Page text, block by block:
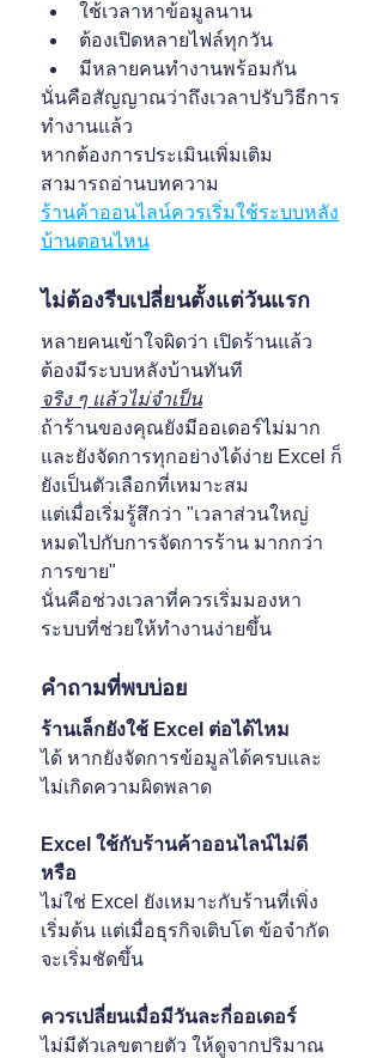
ใช้เวลาหาข้อมูลนาน
ต้องเปิดหลายไฟล์ทุกวัน
มีหลายคนทำงานพร้อมกัน
นั่นคือสัญญาณว่าถึงเวลาปรับวิธีการ
ทำงานแล้ว
หากต้องการประเมินเพิ่มเติม
สามารถอ่านบทความ
ร้านค้าออนไลน์ควรเริ่มใช้ระบบหลัง
บ้านตอนไหน
ไม่ต้องรีบเปลี่ยนตั้งแต่วันแรก
หลายคนเข้าใจผิดว่า เปิดร้านแล้ว
ต้องมีระบบหลังบ้านทันที
จริง ๆ แล้วไม่จำเป็น
ถ้าร้านของคุณยังมีออเดอร์ไม่มาก
และยังจัดการทุกอย่างได้ง่าย Excel ก็
ยังเป็นตัวเลือกที่เหมาะสม
แต่เมื่อเริ่มรู้สึกว่า "เวลาส่วนใหญ่
หมดไปกับการจัดการร้าน มากกว่า
การขาย"
นั่นคือช่วงเวลาที่ควรเริ่มมองหา
ระบบที่ช่วยให้ทำงานง่ายขึ้น
คำถามที่พบบ่อย
ร้านเล็กยังใช้ Excel ต่อได้ไหม
ได้ หากยังจัดการข้อมูลได้ครบและ
ไม่เกิดความผิดพลาด
Excel ใช้กับร้านค้าออนไลน์ไม่ดี
หรือ
ไม่ใช่ Excel ยังเหมาะกับร้านที่เพิ่ง
เริ่มต้น แต่เมื่อธุรกิจเติบโต ข้อจำกัด
จะเริ่มชัดขึ้น
ควรเปลี่ยนเมื่อมีวันละกี่ออเดอร์
ไม่มีตัวเลขตายตัว ให้ดูจากปริมาณ